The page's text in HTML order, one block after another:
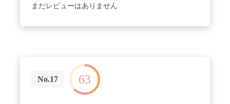
重8kg。
まだレビューはありません
No.17 63